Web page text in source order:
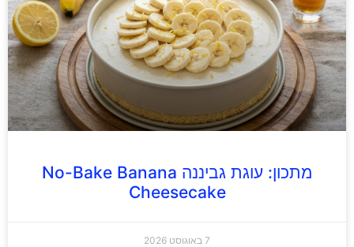
מתכון: עוגת גביננה No-Bake Banana
Cheesecake
7 באוגוסט 2026